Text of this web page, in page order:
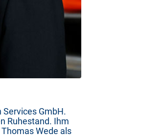
GmbH.
Ruhestand. Ihm
Wede als